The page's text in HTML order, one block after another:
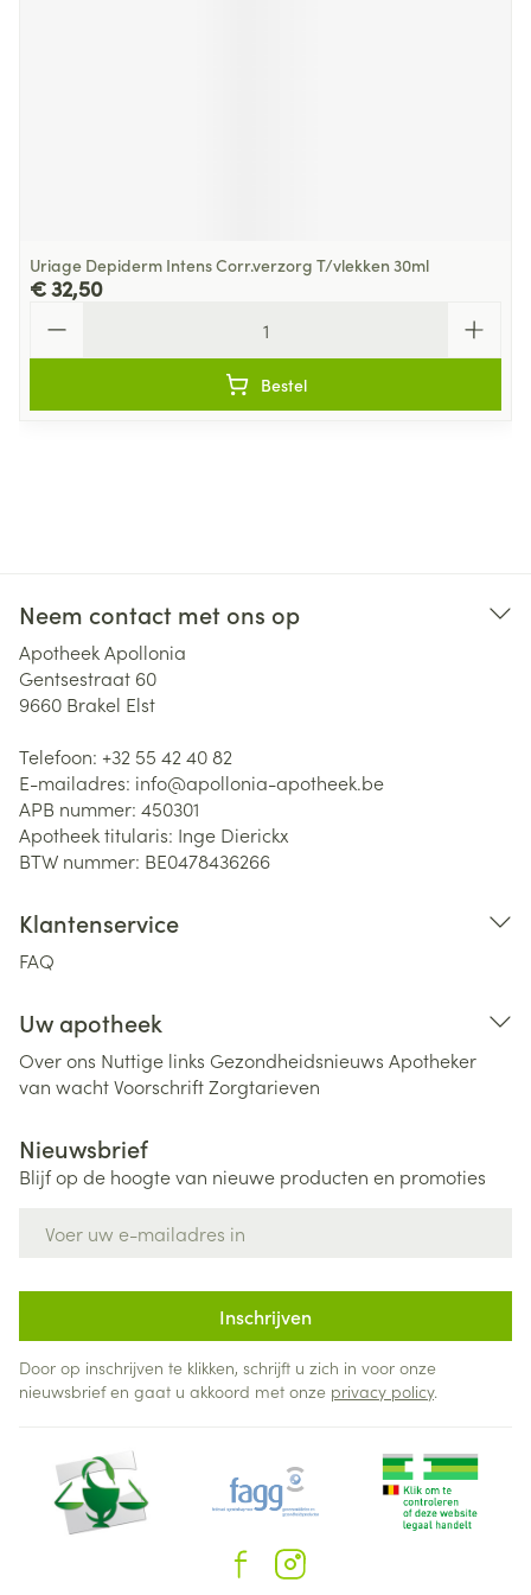
Uriage Depiderm Intens Corr.verzorg T/vlekken 30ml
€ 32,50
Bestel
Neem contact met ons op
Apotheek Apollonia
Gentsestraat 60
9660 Brakel Elst
Telefoon: +32 55 42 40 82
E-mailadres: info@apollonia-apotheek.be
APB nummer: 450301
Apotheek titularis: Inge Dierickx
BTW nummer: BE0478436266
Klantenservice
FAQ
Uw apotheek
Over ons Nuttige links Gezondheidsnieuws Apotheker
van wachtVoorschriftZorgtarieven
Nieuwsbrief
Blijf op de hoogte van nieuwe producten en promoties
Inschrijven
Door op inschrijven te klikken, schrijft u zich in voor onze
nieuwsbrief en gaat u akkoord met onze privacy policy.